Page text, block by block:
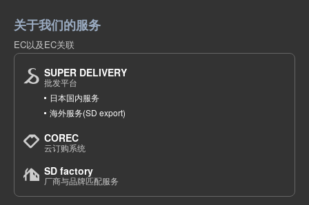
关于我们的服务
EC以及EC关联
SUPER DELIVERY
批发平台
日本国内服务
海外服务(SD export)
COREC
云订购系统
SD factory
厂商与品牌匹配服务